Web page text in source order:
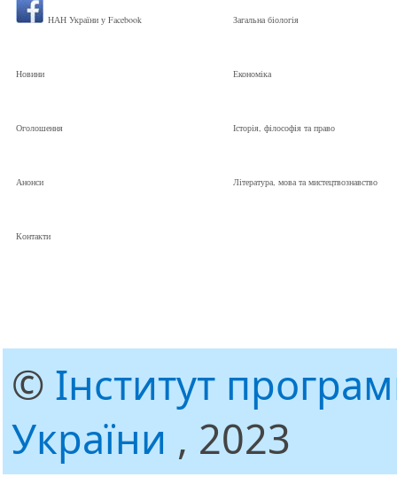
НАН України у Facebook
Новини
Оголошення
Анонси
Контакти
Загальна біологія
Економіка
Історія, філософія та право
Література, мова та мистецтвознавство
© Інститут
України , 2023